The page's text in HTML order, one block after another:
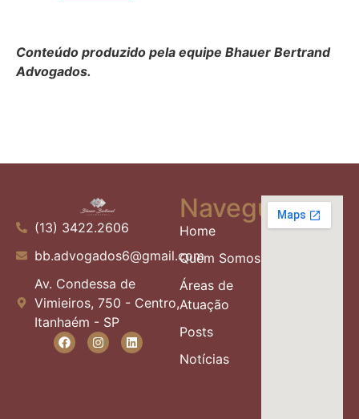
Conteúdo produzido pela equipe Bhauer Bertrand
Advogados.
(13) 3422.2606
bb.advogados6@gmail.com
Av. Condessa de
Vimieiros, 750 - Centro,
Itanhaém - SP
Navegue
Home
Quem Somos
Áreas de
Atuação
Posts
Notícias